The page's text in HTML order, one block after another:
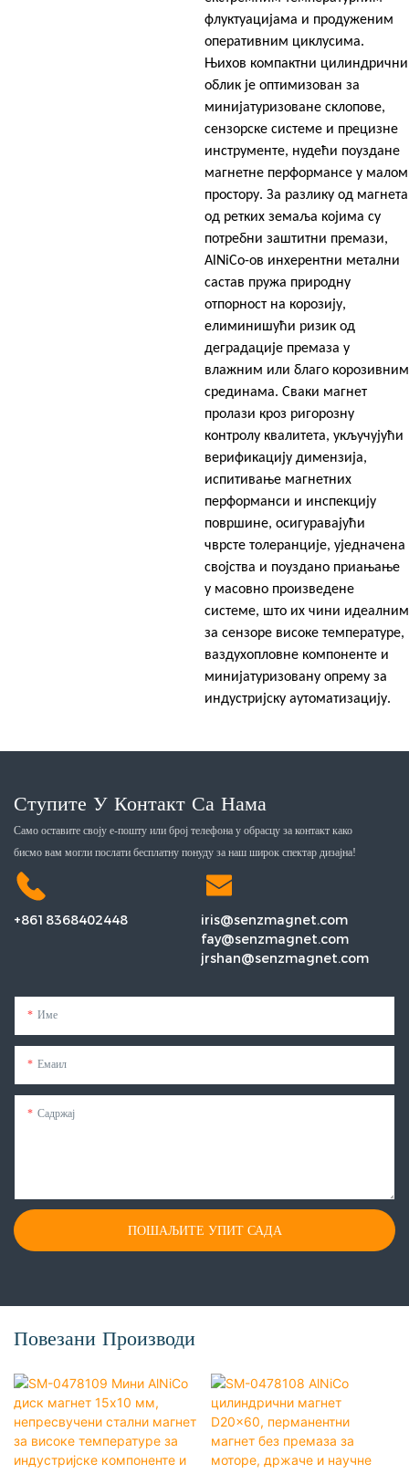
флуктуацијама и продуженим
оперативним циклусима.
Њихов компактни цилиндрични
облик је оптимизован за
минијатуризоване склопове,
сензорске системе и прецизне
инструменте, нудећи поуздане
магнетне перформансе у малом
простору. За разлику од магнета
од ретких земаља којима су
потребни заштитни премази,
AlNiCo-ов инхерентни метални
састав пружа природну
отпорност на корозију,
елиминишући ризик од
деградације премаза у
влажним или благо корозивним
срединама. Сваки магнет
пролази кроз ригорозну
контролу квалитета, укључујући
верификацију димензија,
испитивање магнетних
перформанси и инспекцију
површине, осигуравајући
чврсте толеранције, уједначена
својства и поуздано приањање
у масовно произведене
системе, што их чини идеалним
за сензоре високе температуре,
ваздухопловне компоненте и
минијатуризовану опрему за
индустријску аутоматизацију.
Ступите У Контакт Са Нама
Само оставите своју е-пошту или број телефона у обрасцу за контакт како
бисмо вам могли послати бесплатну понуду за наш широк спектар дизајна!
+8618368402448
iris@senzmagnet.com
fay@senzmagnet.com
jrshan@senzmagnet.com
Име
Емаил
Садржај
ПОШАЉИТЕ УПИТ САДА
Повезани Производи